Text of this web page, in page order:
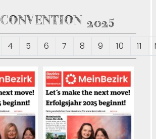
2025
4 5 6 7 8 9 10 11